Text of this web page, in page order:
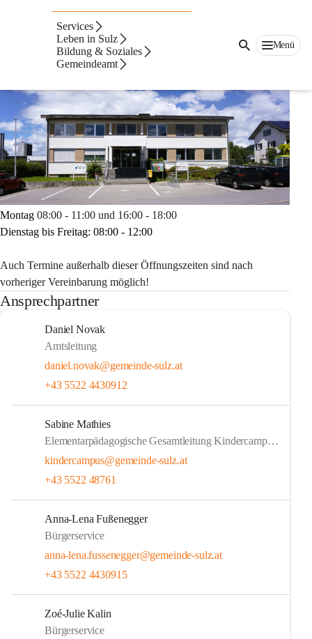
Services
Leben in Sulz
Bildung & Soziales
Gemeindeamt
Menü
Ansprechpartner &
Öffnungszeiten
Montag 08:00 - 11:00 und 16:00 - 18:00
Dienstag bis Freitag: 08:00 - 12:00
Auch Termine außerhalb dieser Öffnungszeiten sind nach
vorheriger Vereinbarung möglich!
Ansprechpartner
Daniel Novak
Amtsleitung
daniel.novak@gemeinde-sulz.at
+43 5522 4430912
Sabine Mathies
Elementarpädagogische Gesamtleitung Kindercampus Sulz
kindercampus@gemeinde-sulz.at
+43 5522 48761
Anna-Lena Fußenegger
Bürgerservice
anna-lena.fussenegger@gemeinde-sulz.at
+43 5522 4430915
Zoé-Julie Kalin
Bürgerservice